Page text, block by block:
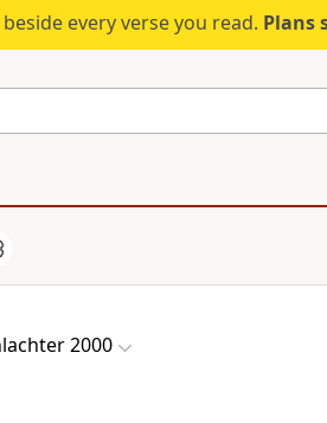
every verse you read. Plans
2000